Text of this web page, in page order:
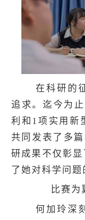
在科研的
追求。迄今为
利和1项实用新
共同发表了多
研成果不仅彰
了她对科学问题
比赛为
何加玲深